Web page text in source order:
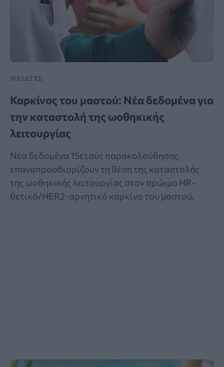
ΜΕΛΕΤΕΣ
Καρκίνος του μαστού: Νέα δεδομένα για
την καταστολή της ωοθηκικής
λειτουργίας
Νέα δεδομένα 15ετούς παρακολούθησης
επαναπροσδιορίζουν τη θέση της καταστολής
της ωοθηκικής λειτουργίας στον πρώιμο HR-
θετικό/HER2-αρνητικό καρκίνο του μαστού.